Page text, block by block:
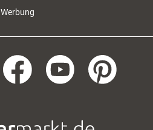
Werbung